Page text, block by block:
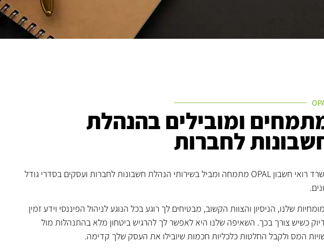
ומובילים בהנהלת
לחברות
משרד רואי חשבון OPAL מתמחה ומביל בשירותי הנהלת חשבונות לחברות ועסקים בסדרי גודל
שלנו, הניסיון והצוות הקשוב, מבטיחים לך רוגע בכל הנוגע לניהול הפיננסי וידע זמין
כשיש צורך בכך. השאיפה שלנו היא לאפשר לך להרגיש ביטחון מלא בהתנהלות מול
המס ולקבל החלטות כלכליות חכמות שיובילו את העסק שלך קדימה.